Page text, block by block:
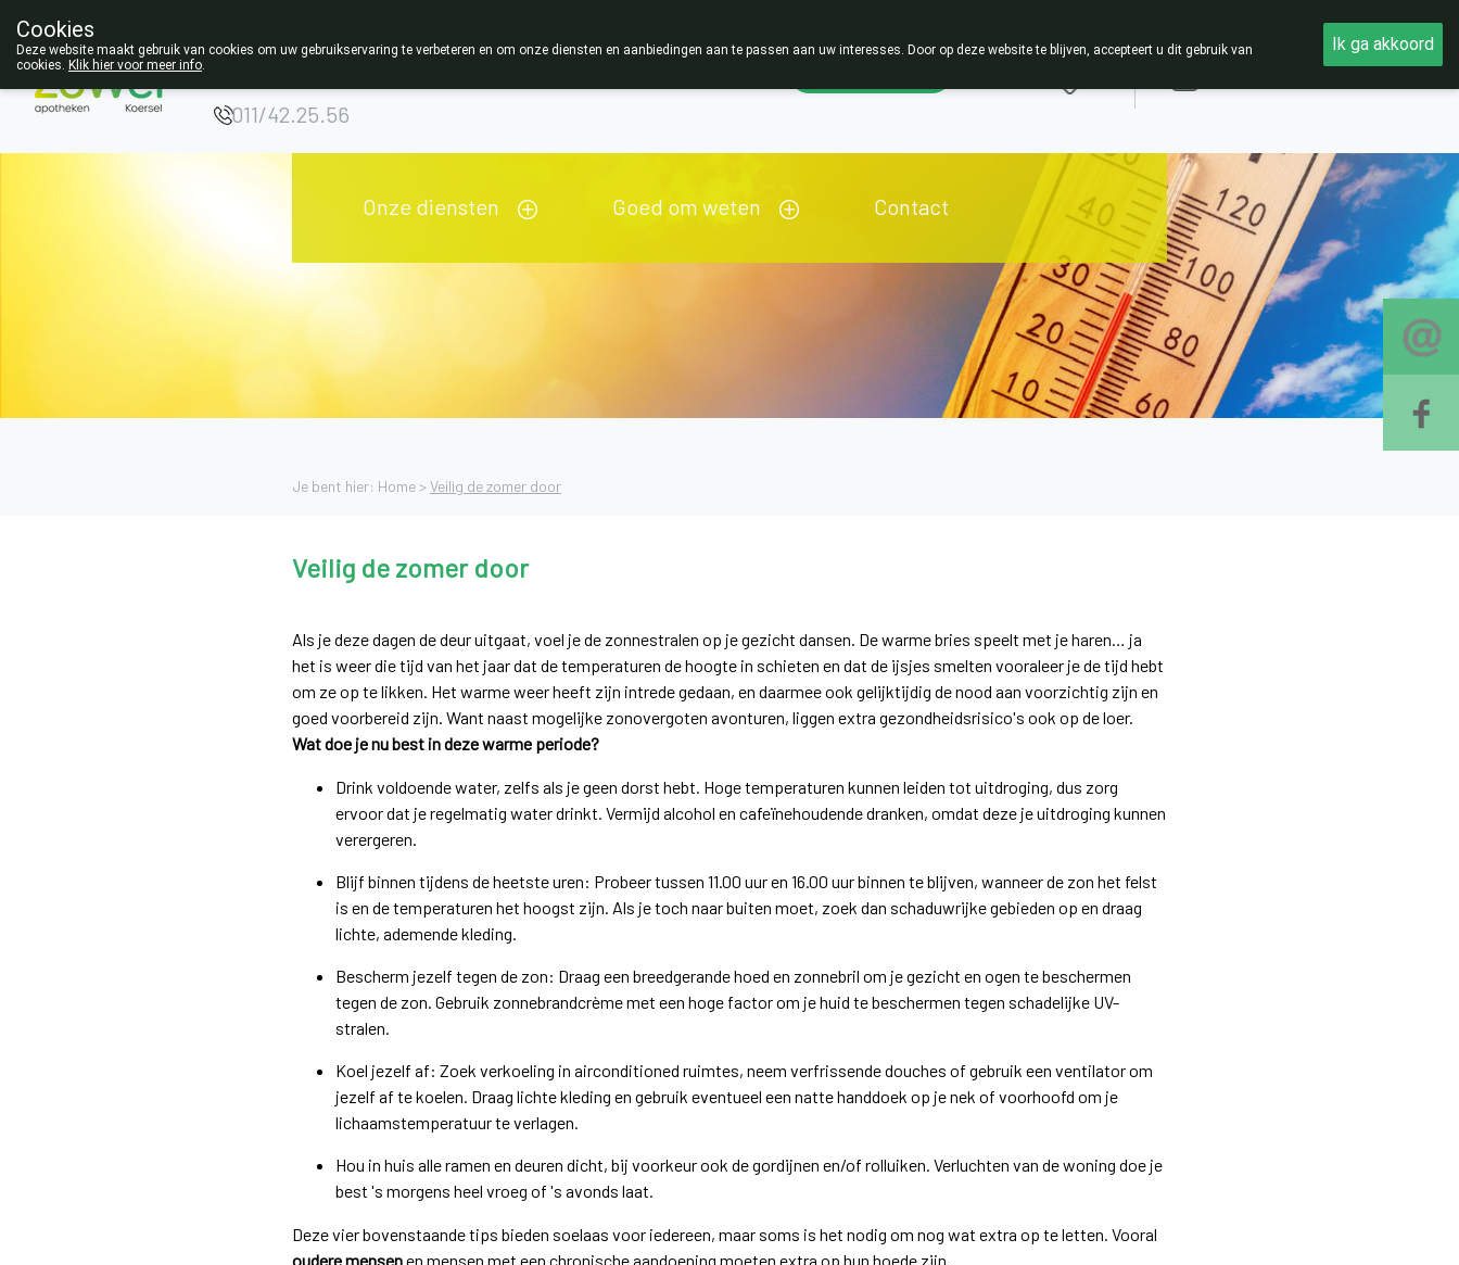
Opgelet:
011/42.25.56
Onze diensten Goed om weten Contact
Je bent hier: Home >Veilig de zomer door
Veilig de zomer door
Als je deze dagen de deur uitgaat, voel je de zonnestralen op je gezicht dansen. De warme bries speelt met je haren… ja
het is weer die tijd van het jaar dat de temperaturen de hoogte in schieten en dat de ijsjes smelten vooraleer je de tijd hebt
om ze op te likken. Het warme weer heeft zijn intrede gedaan, en daarmee ook gelijktijdig de nood aan voorzichtig zijn en
goed voorbereid zijn. Want naast mogelijke zonovergoten avonturen, liggen extra gezondheidsrisico's ook op de loer.
Wat doe je nu best in deze warme periode?
Drink voldoende water, zelfs als je geen dorst hebt. Hoge temperaturen kunnen leiden tot uitdroging, dus zorg
ervoor dat je regelmatig water drinkt. Vermijd alcohol en cafeïnehoudende dranken, omdat deze je uitdroging kunnen
verergeren.
Blijf binnen tijdens de heetste uren: Probeer tussen 11.00 uur en 16.00 uur binnen te blijven, wanneer de zon het felst
is en de temperaturen het hoogst zijn. Als je toch naar buiten moet, zoek dan schaduwrijke gebieden op en draag
lichte, ademende kleding.
Bescherm jezelf tegen de zon: Draag een breedgerande hoed en zonnebril om je gezicht en ogen te beschermen
tegen de zon. Gebruik zonnebrandcrème met een hoge factor om je huid te beschermen tegen schadelijke UV-
stralen.
Koel jezelf af: Zoek verkoeling in airconditioned ruimtes, neem verfrissende douches of gebruik een ventilator om
jezelf af te koelen. Draag lichte kleding en gebruik eventueel een natte handdoek op je nek of voorhoofd om je
lichaamstemperatuur te verlagen.
Hou in huis alle ramen en deuren dicht, bij voorkeur ook de gordijnen en/of rolluiken. Verluchten van de woning doe je
best 's morgens heel vroeg of 's avonds laat.
Deze vier bovenstaande tips bieden soelaas voor iedereen, maar soms is het nodig om nog wat extra op te letten. Vooral
oudere mensenen mensen met een chronische aandoening moeten extra op hun hoede zijn.
Cookies
Deze website maakt gebruik van cookies om uw gebruikservaring te verbeteren en om onze diensten en aanbiedingen aan te passen aan uw interesses. Door op deze website te blijven, accepteert u dit gebruik van
cookies. Klik hier voor meer info.
Ik ga akkoord